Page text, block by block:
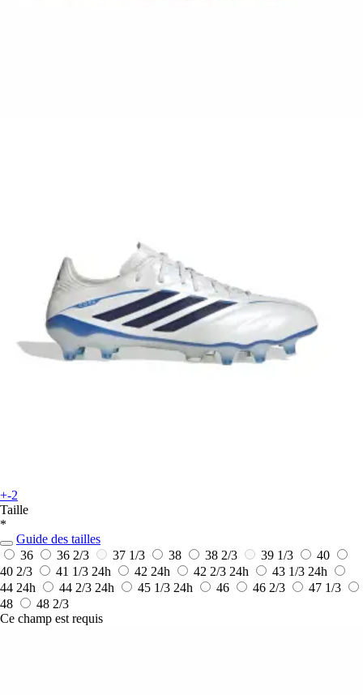
+-2
Taille
*
Guide des tailles
36
36 2/3 37 1/3 38 38 2/3 39 1/3
40
40 2/3
41 1/3 24h 42 24h 42 2/3 24h 43 1/3 24h
44 24h 44 2/3 24h 45 1/3 24h 46 46 2/3
47 1/3
48
48 2/3
Ce champ est requis